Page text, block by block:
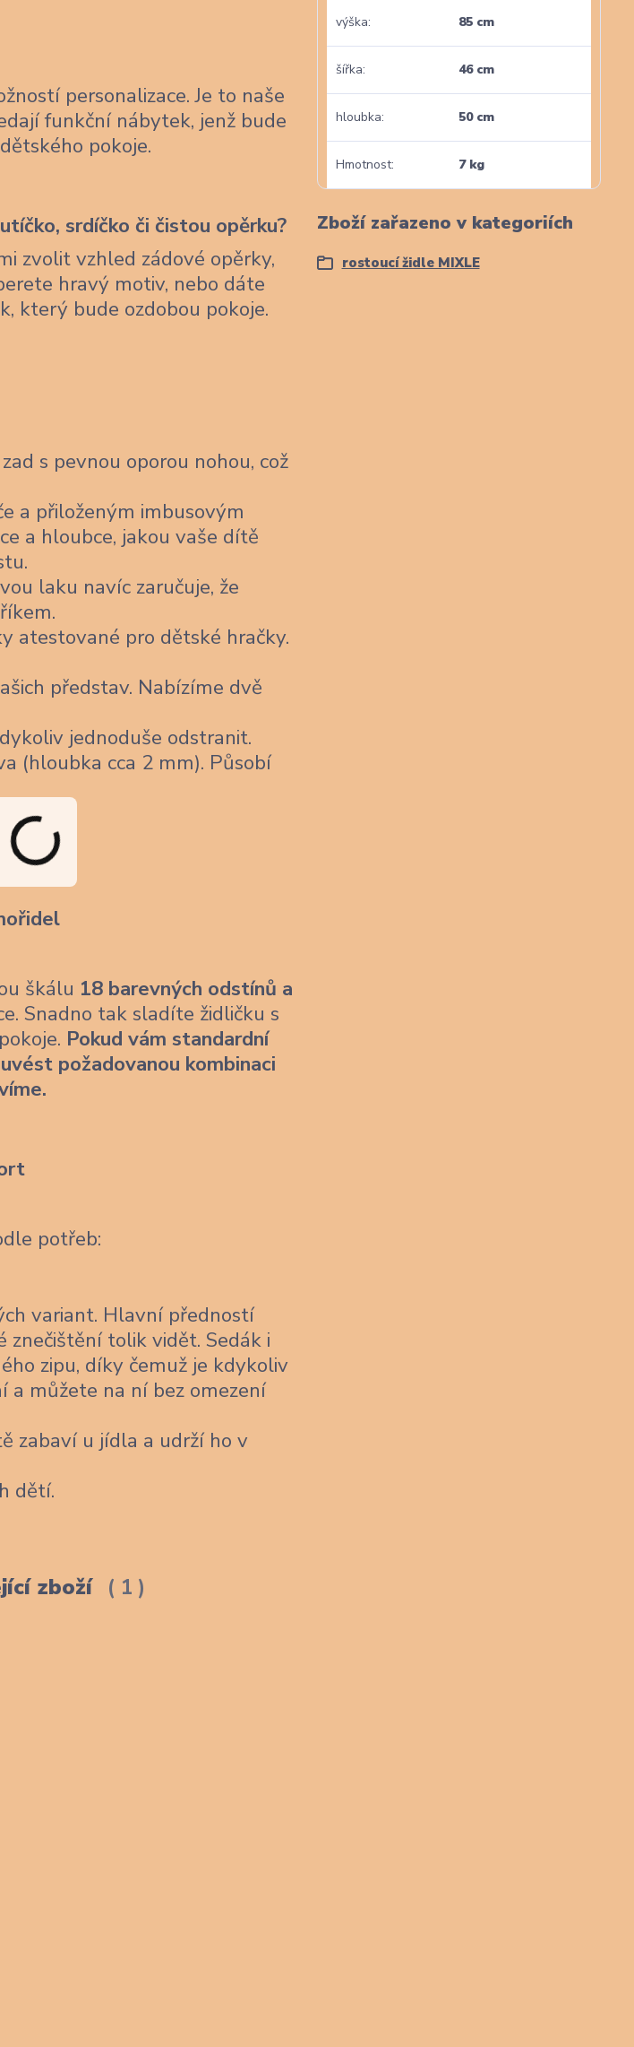
personalizace. Je to naše
funkční nábytek, jenž bude
pokoje.
srdíčko či čistou opěrku?
zvolit vzhled zádové opěrky,
hravý motiv, nebo dáte
který bude ozdobou pokoje.
s pevnou oporou nohou, což
a přiloženým imbusovým
a hloubce, jakou vaše dítě
laku navíc zaručuje, že
atestované pro dětské hračky.
představ. Nabízíme dvě
jednoduše odstranit.
(hloubka cca 2 mm). Působí
škálu 18 barevných odstínů a
Snadno tak sladíte židličku s
Pokud vám standardní
požadovanou kombinaci
potřeb:
variant. Hlavní předností
tolik vidět. Sedák i
zipu, díky čemuž je kdykoliv
a můžete na ní bez omezení
zabaví u jídla a udrží ho v
dětí.
výška 85 cm
šířka 46 cm
hloubka 50 cm
Hmotnost 7 kg
Zboží zařazeno v kategoriích
rostoucí židle MIXLE
zboží 1